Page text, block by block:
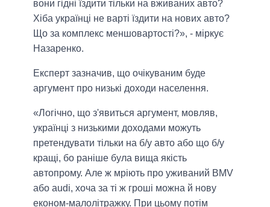
вони гідні їздити тільки на вживаних авто?
Хіба українці не варті їздити на нових авто?
Що за комплекс меншовартості?», - міркує
Назаренко.
Експерт зазначив, що очікуваним буде
аргумент про низькі доходи населення.
«Логічно, що з'явиться аргумент, мовляв,
українці з низькими доходами можуть
претендувати тільки на б/у авто або що б/у
кращі, бо раніше була вища якість
автопрому. Але ж мріють про уживаний BMV
або audi, хоча за ті ж гроші можна й нову
економ-малолітражку. При цьому потім